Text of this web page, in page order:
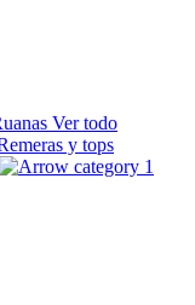
Ver todo
y tops